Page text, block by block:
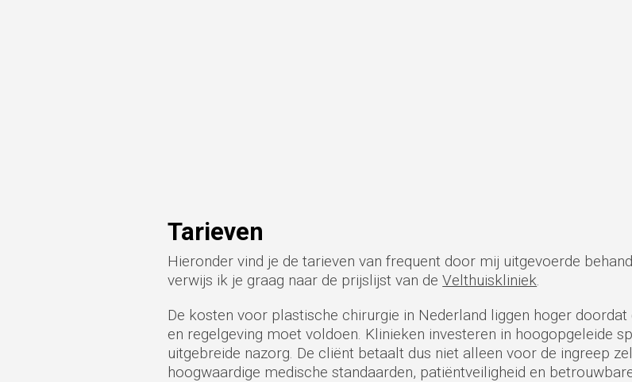
Tarieven
Hieronder vind je de tarieven van frequent door mij uitgevoerde
verwijs ik je graag naar de prijslijst van deVelthuiskliniek.
De kosten voor plastische chirurgie in Nederland liggen hoger
en regelgeving moet voldoen. Klinieken investeren in hoogopgeleide
uitgebreide nazorg. De cliënt betaalt dus niet alleen voor de ingreep
hoogwaardige medische standaarden, patiëntveiligheid en